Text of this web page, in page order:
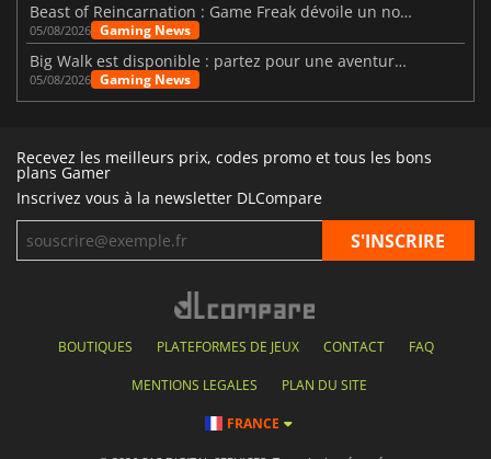
Beast of Reincarnation : Game Freak dévoile un nouveau pari
05/08/2026 Gaming News
Big Walk est disponible : partez pour une aventure entre amis
05/08/2026 Gaming News
Recevez les meilleurs prix, codes promo et tous les bons
plans Gamer
Inscrivez vous à la newsletter DLCompare
BOUTIQUES PLATEFORMES DE JEUX CONTACT FAQ
MENTIONS LEGALES PLAN DU SITE
FRANCE